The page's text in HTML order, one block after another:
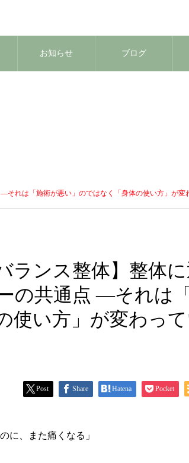
お知らせ ブログ
それは「施術が悪い」のではなく「身体の使い方」が
ランス整体】整体
の共通点 ―それは
の使い方」が変わっ
Post Share Hatena Pocket
に、また痛くなる」